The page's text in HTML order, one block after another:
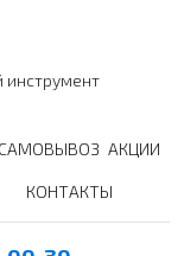
АКЦИИ
КОНТАКТЫ